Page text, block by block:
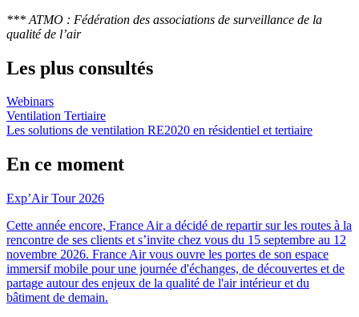
*** ATMO : Fédération des associations de surveillance de la
qualité de l’air
Les plus consultés
Webinars
Ventilation Tertiaire
Les solutions de ventilation RE2020 en résidentiel et tertiaire
En ce moment
Exp’Air Tour 2026
Cette année encore, France Air a décidé de repartir sur les routes à la
rencontre de ses clients et s’invite chez vous du 15 septembre au 12
novembre 2026. France Air vous ouvre les portes de son espace
immersif mobile pour une journée d'échanges, de découvertes et de
partage autour des enjeux de la qualité de l'air intérieur et du
bâtiment de demain.